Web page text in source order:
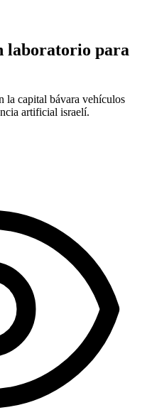
laboratorio para
la capital bávara vehículos
artificial israelí.